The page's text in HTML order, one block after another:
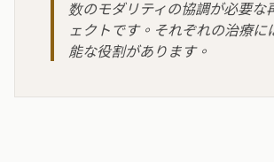
数のモダリティの協調が必要な
ェクトです。それぞれの治療に
能な役割があります。